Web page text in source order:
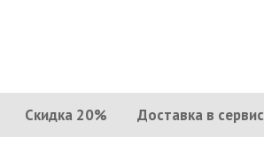
Скидка 20% Доставка в сервис